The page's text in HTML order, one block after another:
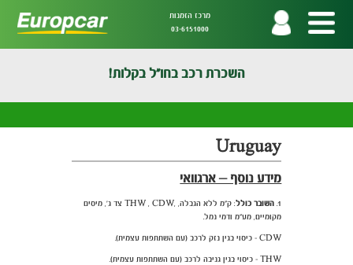
מרכז הזמנות
03-6151000
השכרת רכב בחו"ל בקלות!
Uruguay
מידע נוסף – ארגוואי
1. השובר כולל
: ק"מ ללא הגבלה, ,THW , CDW צד ג', מיסים
מקומיים, מע"מ ודמי נמל.
CDW - כיסוי בגין נזק לרכב (עם השתתפות עצמית).
THW - כיסוי בגין גניבה לרכב (עם השתתפות עצמית).